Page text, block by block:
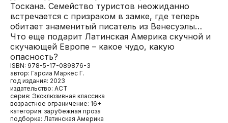
Тоскана. Семейство туристов неожиданно
встречается с призраком в замке, где теперь
обитает знаменитый писатель из Венесуэлы…
Что еще подарит Латинская Америка скучной и
скучающей Европе – какое чудо, какую
опасность?
ISBN: 978-5-17-089876-3
автор: Гарсиа Маркес Г.
год издания: 2023
издательство: АСТ
серия: Эксклюзивная классика
возрастное ограничение: 16+
категория: зарубежная проза
подборка: Латинская Америка